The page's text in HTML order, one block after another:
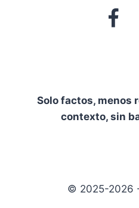
Solo factos, menos
contexto, sin
© 2025-2026